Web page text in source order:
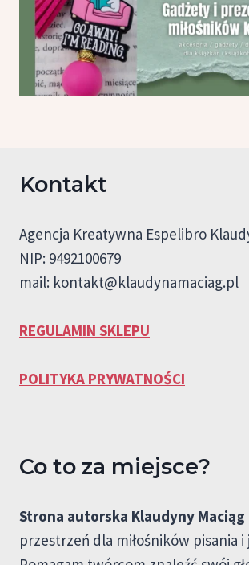
Kontakt
Agencja Kreatywna Espelibro
NIP: 9492100679
mail: kontakt@klaudynamaciag.pl
REGULAMIN SKLEPU
POLITYKA PRYWATNOŚCI
Co to za miejsce?
Strona autorska Klaudyny Maciąg
przestrzeń dla miłośników pisania